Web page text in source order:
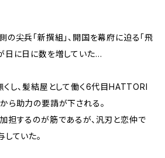
の尖兵｢新撰組｣、開国を幕府に迫る｢飛
日に日に数を増していた…
し、髪結屋として働く6代目HATTORI
ら助力の要請が下される。
担するのが筋であるが、汎刃と恋仲で
ていた。